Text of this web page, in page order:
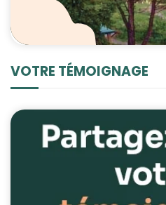
VOTRE TÉMOIGNAGE